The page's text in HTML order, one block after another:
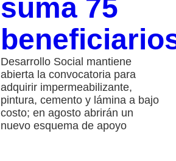
suma 75
Desarrollo Social mantiene
abierta la convocatoria para
adquirir impermeabilizante,
pintura, cemento y lámina a bajo
costo; en agosto abrirán un
nuevo esquema de apoyo